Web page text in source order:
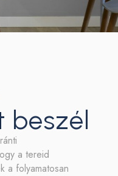
beszél
a tereid
a folyamatosan